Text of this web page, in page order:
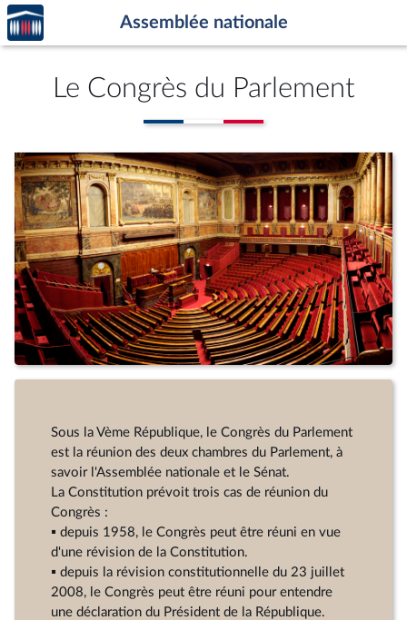
Aller au contenu
Aller en bas de la page
Accèder
à la
page
Assemblée nationale
Le Congrès du Parlement
Sous la Vème République, le Congrès du Parlement
est la réunion des deux chambres du Parlement, à
savoir l'Assemblée nationale et le Sénat.
La Constitution prévoit trois cas de réunion du
Congrès :
▪ depuis 1958, le Congrès peut être réuni en vue
d'une révision de la Constitution.
▪ depuis la révision constitutionnelle du 23 juillet
2008, le Congrès peut être réuni pour entendre
une déclaration du Président de la République.